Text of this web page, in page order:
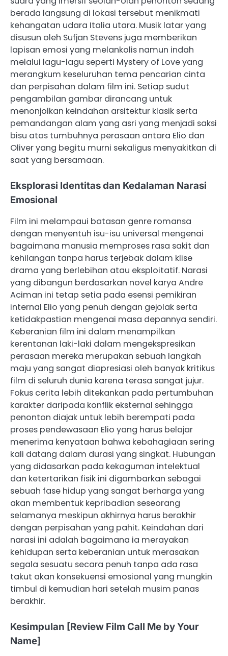
berada langsung di lokasi tersebut menikmati
kehangatan udara Italia utara. Musik latar yang
disusun oleh Sufjan Stevens juga memberikan
lapisan emosi yang melankolis namun indah
melalui lagu-lagu seperti Mystery of Love yang
merangkum keseluruhan tema pencarian cinta
dan perpisahan dalam film ini. Setiap sudut
pengambilan gambar dirancang untuk
menonjolkan keindahan arsitektur klasik serta
pemandangan alam yang asri yang menjadi saksi
bisu atas tumbuhnya perasaan antara Elio dan
Oliver yang begitu murni sekaligus menyakitkan di
saat yang bersamaan.
Eksplorasi Identitas dan Kedalaman Narasi
Emosional
Film ini melampaui batasan genre romansa
dengan menyentuh isu-isu universal mengenai
bagaimana manusia memproses rasa sakit dan
kehilangan tanpa harus terjebak dalam klise
drama yang berlebihan atau eksploitatif. Narasi
yang dibangun berdasarkan novel karya Andre
Aciman ini tetap setia pada esensi pemikiran
internal Elio yang penuh dengan gejolak serta
ketidakpastian mengenai masa depannya sendiri.
Keberanian film ini dalam menampilkan
kerentanan laki-laki dalam mengekspresikan
perasaan mereka merupakan sebuah langkah
maju yang sangat diapresiasi oleh banyak kritikus
film di seluruh dunia karena terasa sangat jujur.
Fokus cerita lebih ditekankan pada pertumbuhan
karakter daripada konflik eksternal sehingga
penonton diajak untuk lebih berempati pada
proses pendewasaan Elio yang harus belajar
menerima kenyataan bahwa kebahagiaan sering
kali datang dalam durasi yang singkat. Hubungan
yang didasarkan pada kekaguman intelektual
dan ketertarikan fisik ini digambarkan sebagai
sebuah fase hidup yang sangat berharga yang
akan membentuk kepribadian seseorang
selamanya meskipun akhirnya harus berakhir
dengan perpisahan yang pahit. Keindahan dari
narasi ini adalah bagaimana ia merayakan
kehidupan serta keberanian untuk merasakan
segala sesuatu secara penuh tanpa ada rasa
takut akan konsekuensi emosional yang mungkin
timbul di kemudian hari setelah musim panas
berakhir.
Kesimpulan [Review Film Call Me by Your
Name]